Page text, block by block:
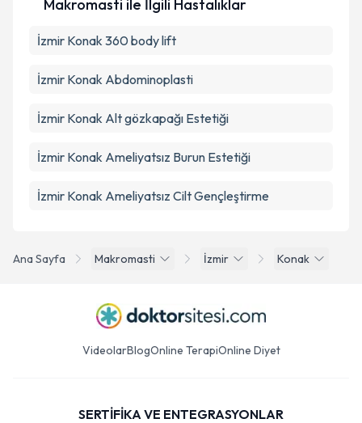
Ana Sayfa Makromasti İzmir Konak
Makromasti ile İlgili Hastalıklar
İzmir Konak 360 body lift
İzmir Konak Abdominoplasti
İzmir Konak Alt gözkapağı Estetiği
İzmir Konak Ameliyatsız Burun Estetiği
İzmir Konak Ameliyatsız Cilt Gençleştirme
VideolarBlogOnline TerapiOnline Diyet
SERTİFİKA VE ENTEGRASYONLAR